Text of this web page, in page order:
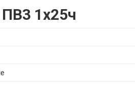
1х25ч